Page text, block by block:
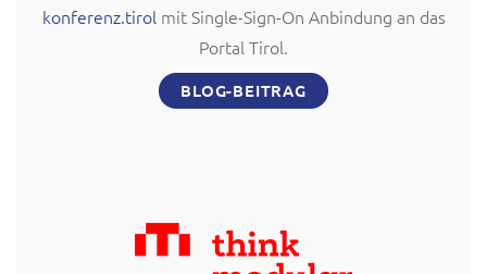
konferenz.tirol mit Single-Sign-On Anbindung an das
Portal Tirol.
BLOG-BEITRAG